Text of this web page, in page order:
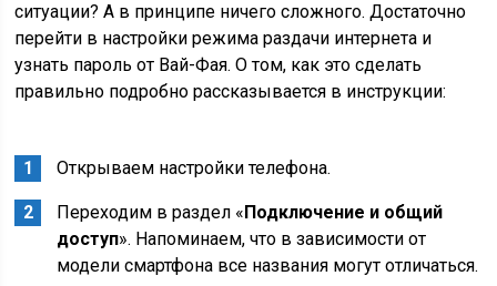
ситуации? А в принципе ничего сложного. Достаточно
перейти в настройки режима раздачи интернета и
узнать пароль от Вай-Фая. О том, как это сделать
правильно подробно рассказывается в инструкции:
Открываем настройки телефона.
Переходим в раздел « Подключение и общий
доступ». Напоминаем, что в зависимости от
модели смартфона все названия могут отличаться.